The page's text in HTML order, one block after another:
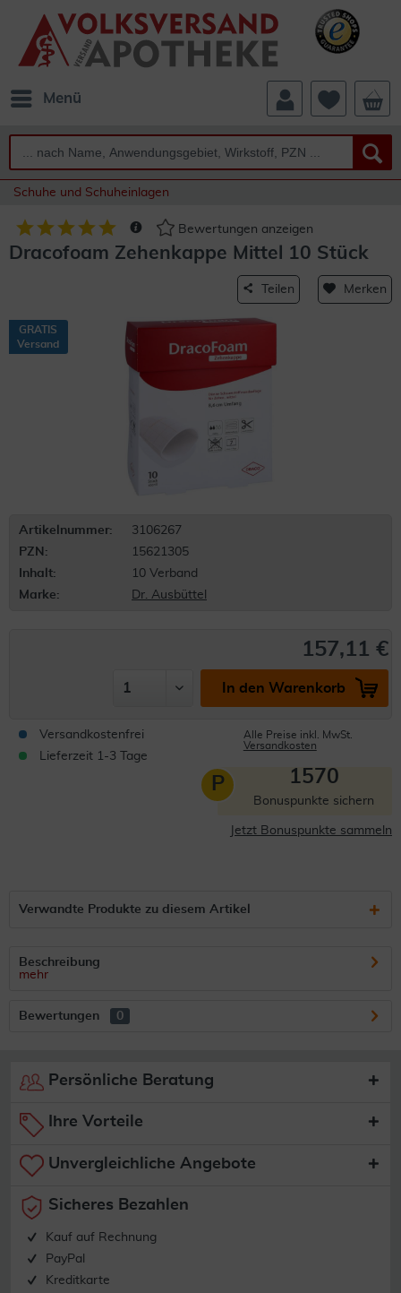
Menü
Schuhe und Schuheinlagen
Bewertungen anzeigen
Dracofoam Zehenkappe Mittel 10 Stück
Teilen Merken
GRATIS
Versand
Artikelnummer:
3106267
PZN:
15621305
Inhalt:
10 Verband
Marke:
Dr. Ausbüttel
157,11 €
In den Warenkorb
Versandkostenfrei
Lieferzeit 1-3 Tage
Alle Preise inkl. MwSt.
Versandkosten
P 1570
Bonuspunkte sichern
Jetzt Bonuspunkte sammeln
Verwandte Produkte zu diesem Artikel
Beschreibung
mehr
Bewertungen 0
Persönliche Beratung
Ihre Vorteile
Unvergleichliche Angebote
Sicheres Bezahlen
Kauf auf Rechnung
PayPal
Kreditkarte